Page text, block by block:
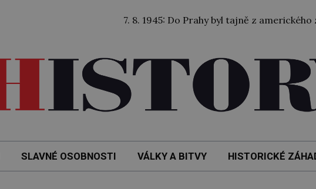
7. 8. 1945: Do Prahy byl tajně z amerického
SLAVNÉ OSOBNOSTI VÁLKY A BITVY HISTORICKÉ